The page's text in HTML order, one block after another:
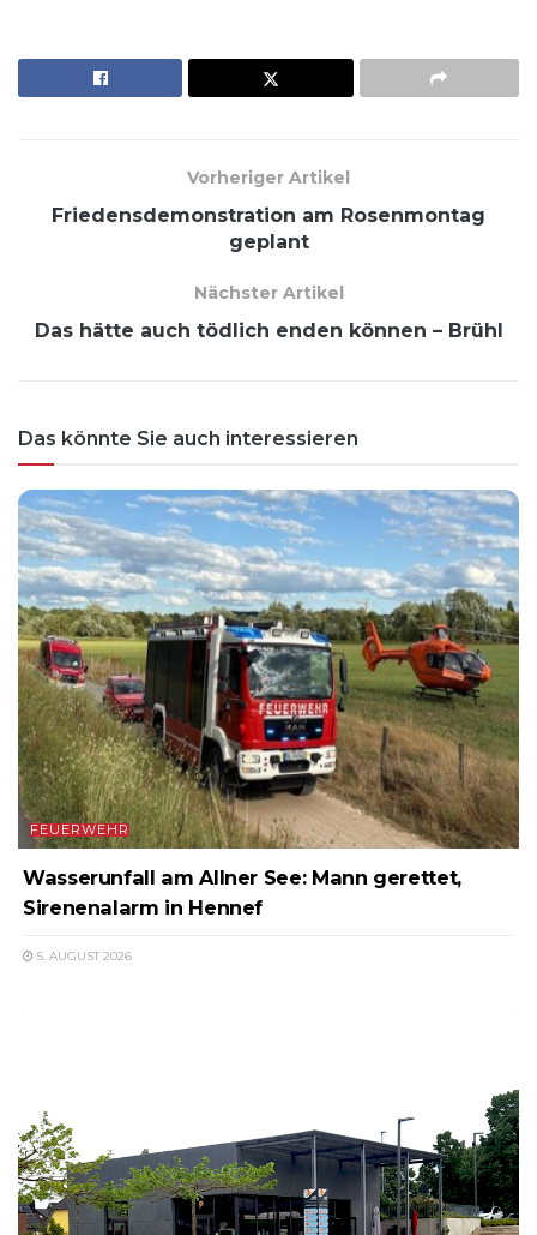
Vorheriger Artikel
Friedensdemonstration am Rosenmontag
geplant
Nächster Artikel
Das hätte auch tödlich enden können – Brühl
Das könnte Sie auch interessieren
FEUERWEHR
Wasserunfall am Allner See: Mann gerettet,
Sirenenalarm in Hennef
5. AUGUST 2026